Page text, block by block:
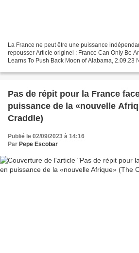
La France ne peut être une puissance
repousser Article originel : France Can Only Be
Learns To Push Back Moon of Alabama, 2.09.23
Pas de répit pour la France
puissance de la «nouvelle
Craddle)
Publié le 02/09/2023 à 14:16
Par Pepe Escobar